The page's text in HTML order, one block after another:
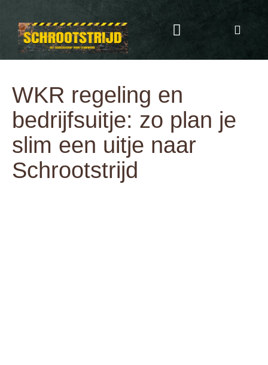
WKR regeling en
bedrijfsuitje: zo plan je
slim een uitje naar
Schrootstrijd